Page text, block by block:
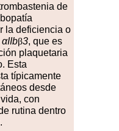
de
la deficiencia o
αIIbβ3, que es
plaquetaria
Esta
típicamente
desde
con
rutina dentro